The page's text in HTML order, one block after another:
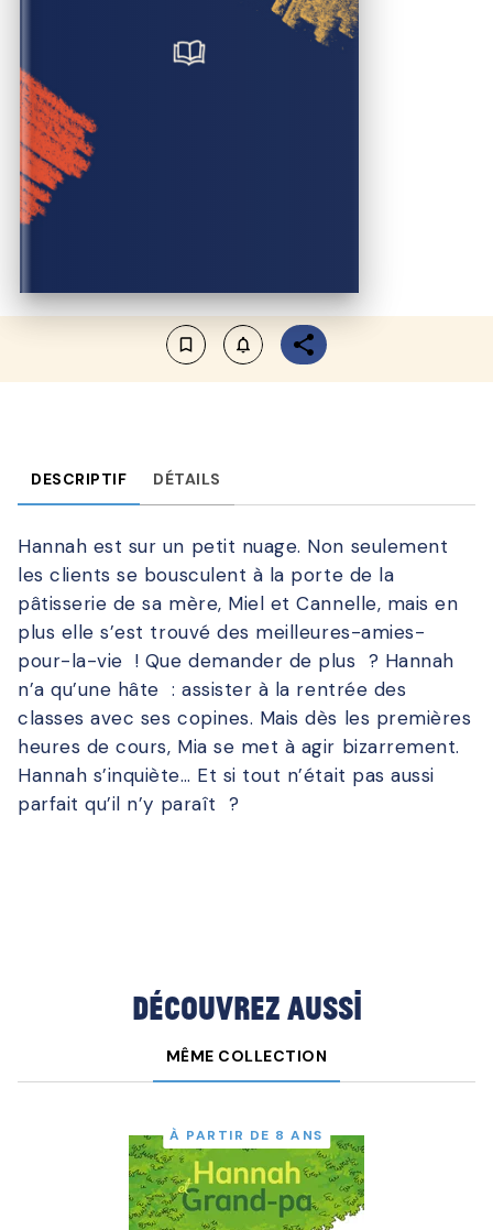
bookmark_border notifications_none_outlined
DESCRIPTIF DÉTAILS
Hannah est sur un petit nuage. Non seulement
les clients se bousculent à la porte de la
pâtisserie de sa mère, Miel et Cannelle, mais en
plus elle s’est trouvé des meilleures-amies-
pour-la-vie ! Que demander de plus ? Hannah
n’a qu’une hâte : assister à la rentrée des
classes avec ses copines. Mais dès les premières
heures de cours, Mia se met à agir bizarrement.
Hannah s’inquiète… Et si tout n’était pas aussi
parfait qu’il n’y paraît ?
Découvrez aussi
MÊME COLLECTION
À PARTIR DE 8 ANS